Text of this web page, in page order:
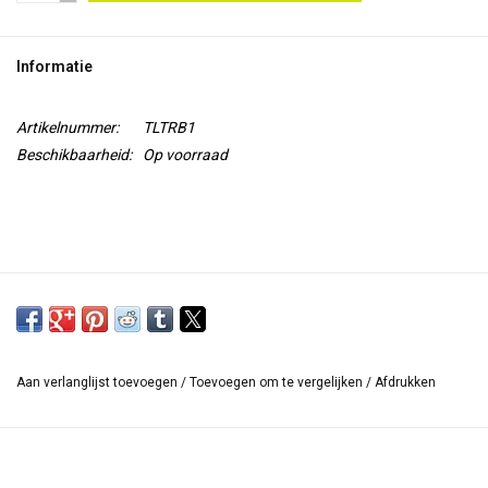
Informatie
Artikelnummer:
TLTRB1
Beschikbaarheid:
Op voorraad
Aan verlanglijst toevoegen / Toevoegen om te vergelijken / Afdrukken